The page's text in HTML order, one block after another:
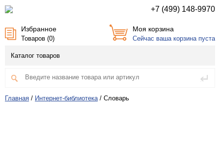
+7 (499) 148-9970
Избранное
Товаров (0)
Моя корзина
Сейчас ваша корзина пуста
Каталог товаров
Главная / Интернет-библиотека / Словарь